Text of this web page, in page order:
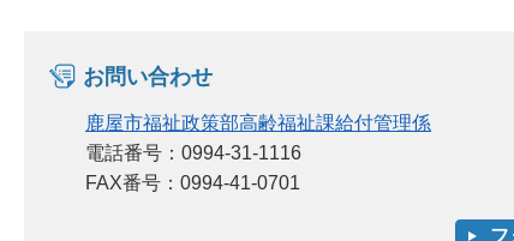
お問い合わせ
鹿屋市福祉政策部高齢福祉課給付管理係
電話番号：0994-31-1116
FAX番号：0994-41-0701